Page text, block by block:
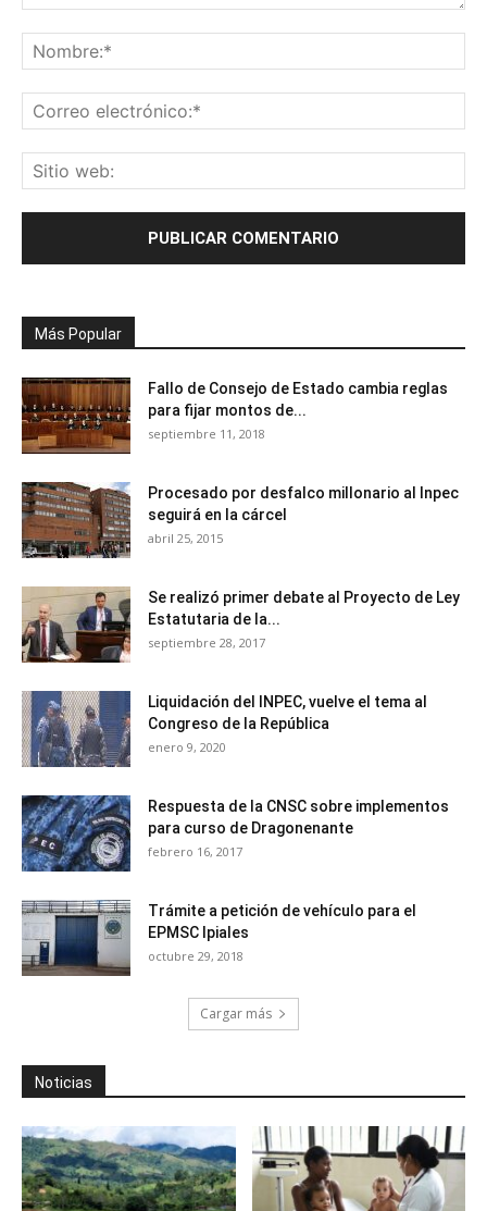
Más Popular
Fallo de Consejo de Estado cambia reglas
para fijar montos de...
septiembre 11, 2018
Procesado por desfalco millonario al Inpec
seguirá en la cárcel
abril 25, 2015
Se realizó primer debate al Proyecto de Ley
Estatutaria de la...
septiembre 28, 2017
Liquidación del INPEC, vuelve el tema al
Congreso de la República
enero 9, 2020
Respuesta de la CNSC sobre implementos
para curso de Dragonenante
febrero 16, 2017
Trámite a petición de vehículo para el
EPMSC Ipiales
octubre 29, 2018
Cargar más
Noticias